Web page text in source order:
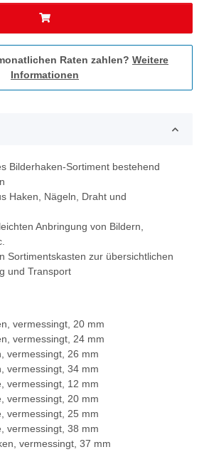
Raten zahlen? Weitere
Informationen
Bilderhaken-Sortiment bestehend
Haken, Nägeln, Draht und
Anbringung von Bildern,
Sortimentskasten zur übersichtlichen
und Transport
vermessingt, 20 mm
vermessingt, 24 mm
vermessingt, 26 mm
vermessingt, 34 mm
vermessingt, 12 mm
vermessingt, 20 mm
vermessingt, 25 mm
vermessingt, 38 mm
vermessingt, 37 mm